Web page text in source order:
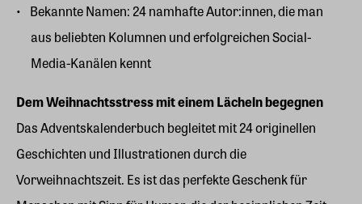
Bekannte Namen: 24 namhafte Autor:innen, die man
aus beliebten Kolumnen und erfolgreichen Social-
Media-Kanälen kennt
Dem Weihnachtsstress mit einem Lächeln begegnen
Das Adventskalenderbuch begleitet mit 24 originellen
Geschichten und Illustrationen durch die
Vorweihnachtszeit. Es ist das perfekte Geschenk für